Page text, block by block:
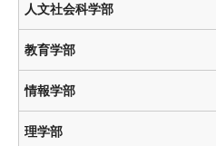
人文社会科学部
教育学部
情報学部
理学部